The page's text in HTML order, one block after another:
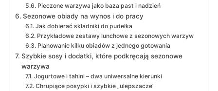
Pieczone warzywa jako baza past i nadzień
Sezonowe obiady na wynos i do pracy
Jak dobierać składniki do pudełka
Przykładowe zestawy lunchowe z sezonowych warzyw
Planowanie kilku obiadów z jednego gotowania
Szybkie sosy i dodatki, które podkręcają sezonowe
warzywa
Jogurtowe i tahini – dwa uniwersalne kierunki
Chrupiące posypki i szybkie „ulepszacze”